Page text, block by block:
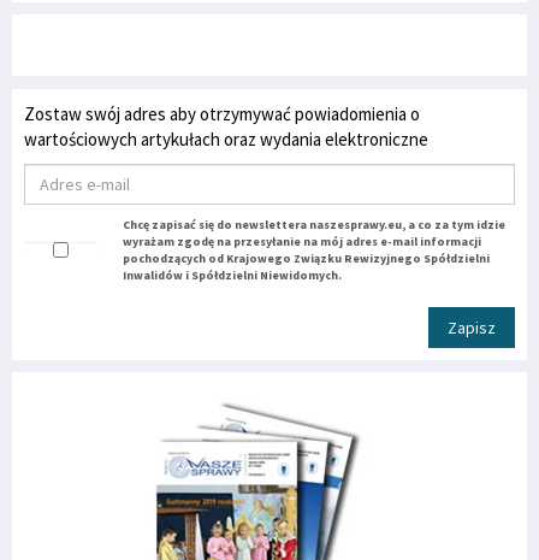
Zostaw swój adres aby otrzymywać powiadomienia o
wartościowych artykułach oraz wydania elektroniczne
Chcę zapisać się do newslettera naszesprawy.eu, a co za tym idzie
wyrażam zgodę na przesyłanie na mój adres e-mail informacji
pochodzących od Krajowego Związku Rewizyjnego Spółdzielni
Inwalidów i Spółdzielni Niewidomych.
Zapisz